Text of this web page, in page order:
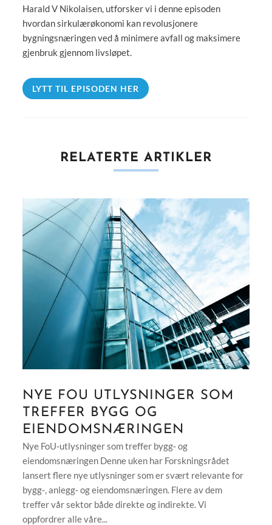
Harald V Nikolaisen, utforsker vi i denne episoden
hvordan sirkulærøkonomi kan revolusjonere
bygningsnæringen ved å minimere avfall og maksimere
gjenbruk gjennom livsløpet.
LYTT TIL EPISODEN HER
RELATERTE ARTIKLER
NYE FOU UTLYSNINGER SOM
TREFFER BYGG OG
EIENDOMSNÆRINGEN
Nye FoU‑utlysninger som treffer bygg‑ og
eiendomsnæringen Denne uken har Forskningsrådet
lansert flere nye utlysninger som er svært relevante for
bygg‑, anlegg‑ og eiendomsnæringen. Flere av dem
treffer vår sektor både direkte og indirekte. Vi
oppfordrer alle våre...